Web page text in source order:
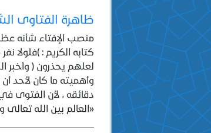
ظاهرة الفتاوى
منصب الإفتاء شأنه
كتابه الكريم : )فلولا
لعلهم يحذرون ( وأخبر
وأهميته ما كان لأحد
دقائقه ، لأن الفتوى
«العالم بين الله